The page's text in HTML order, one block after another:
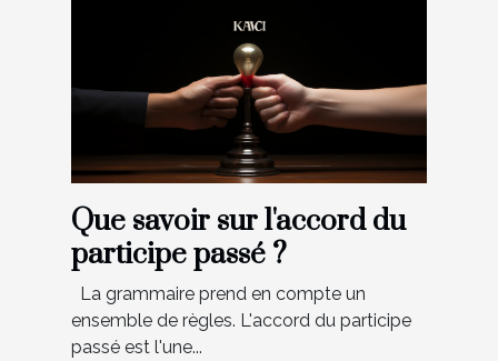
Que savoir sur l'accord du
participe passé ?
La grammaire prend en compte un
ensemble de règles. L'accord du participe
passé est l'une...